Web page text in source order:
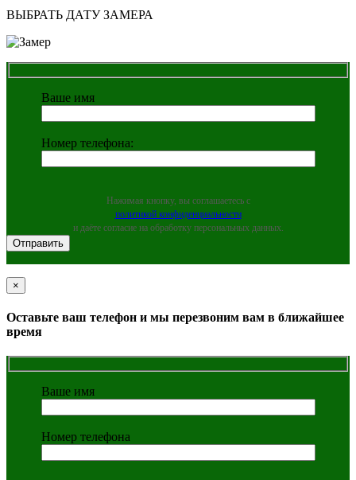
ВЫБРАТЬ ДАТУ ЗАМЕРА
Ваше имя
Номер телефона:
Нажимая кнопку, вы соглашаетесь с
политикой конфиденциальности
и даёте согласие на обработку персональных данных.
×
Close
Оставьте ваш телефон и мы перезвоним вам в ближайшее
время
Ваше имя
Номер телефона